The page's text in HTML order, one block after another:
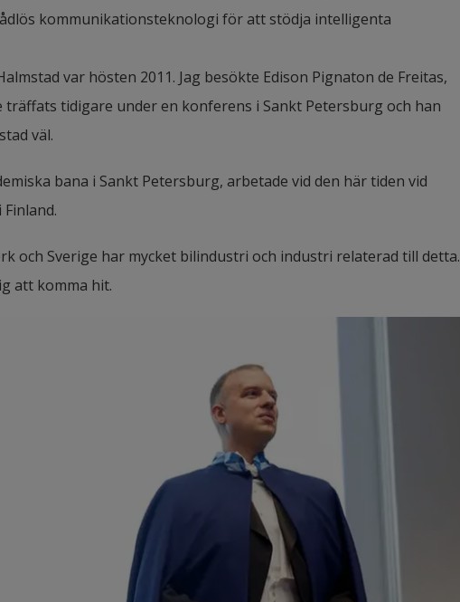
kommunikationsteknologi för att stödja intelligenta
var hösten 2011. Jag besökte Edison Pignaton de Freitas,
träffats tidigare under en konferens i Sankt Petersburg och han
väl.
bana i Sankt Petersburg, arbetade vid den här tiden vid
och Sverige har mycket bilindustri och industri relaterad till detta.
att komma hit.